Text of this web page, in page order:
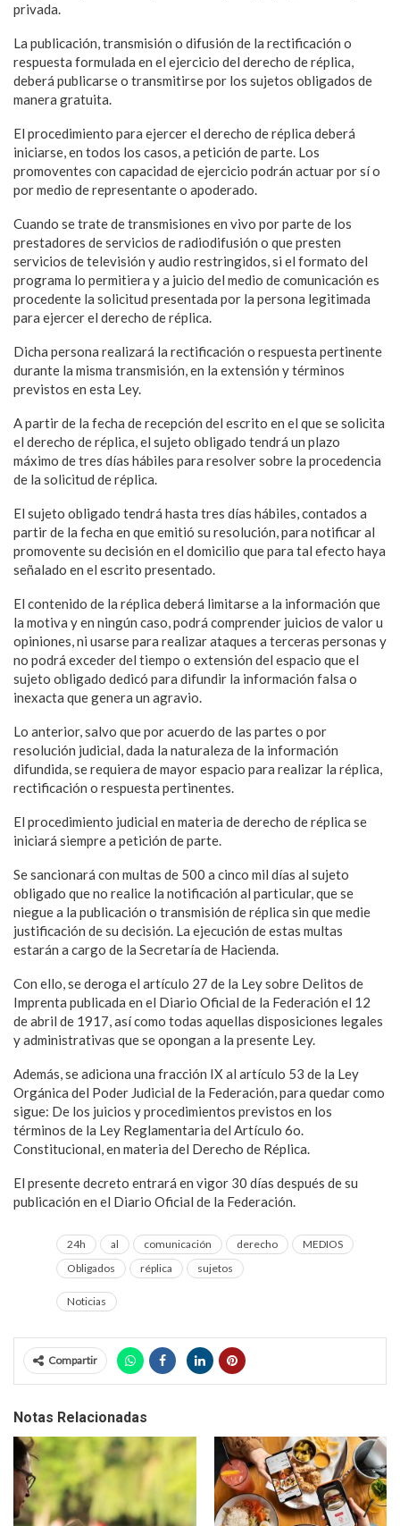
privada.
La publicación, transmisión o difusión de la rectificación o
respuesta formulada en el ejercicio del derecho de réplica,
deberá publicarse o transmitirse por los sujetos obligados de
manera gratuita.
El procedimiento para ejercer el derecho de réplica deberá
iniciarse, en todos los casos, a petición de parte. Los
promoventes con capacidad de ejercicio podrán actuar por sí o
por medio de representante o apoderado.
Cuando se trate de transmisiones en vivo por parte de los
prestadores de servicios de radiodifusión o que presten
servicios de televisión y audio restringidos, si el formato del
programa lo permitiera y a juicio del medio de comunicación es
procedente la solicitud presentada por la persona legitimada
para ejercer el derecho de réplica.
Dicha persona realizará la rectificación o respuesta pertinente
durante la misma transmisión, en la extensión y términos
previstos en esta Ley.
A partir de la fecha de recepción del escrito en el que se solicita
el derecho de réplica, el sujeto obligado tendrá un plazo
máximo de tres días hábiles para resolver sobre la procedencia
de la solicitud de réplica.
El sujeto obligado tendrá hasta tres días hábiles, contados a
partir de la fecha en que emitió su resolución, para notificar al
promovente su decisión en el domicilio que para tal efecto haya
señalado en el escrito presentado.
El contenido de la réplica deberá limitarse a la información que
la motiva y en ningún caso, podrá comprender juicios de valor u
opiniones, ni usarse para realizar ataques a terceras personas y
no podrá exceder del tiempo o extensión del espacio que el
sujeto obligado dedicó para difundir la información falsa o
inexacta que genera un agravio.
Lo anterior, salvo que por acuerdo de las partes o por
resolución judicial, dada la naturaleza de la información
difundida, se requiera de mayor espacio para realizar la réplica,
rectificación o respuesta pertinentes.
El procedimiento judicial en materia de derecho de réplica se
iniciará siempre a petición de parte.
Se sancionará con multas de 500 a cinco mil días al sujeto
obligado que no realice la notificación al particular, que se
niegue a la publicación o transmisión de réplica sin que medie
justificación de su decisión. La ejecución de estas multas
estarán a cargo de la Secretaría de Hacienda.
Con ello, se deroga el artículo 27 de la Ley sobre Delitos de
Imprenta publicada en el Diario Oficial de la Federación el 12
de abril de 1917, así como todas aquellas disposiciones legales
y administrativas que se opongan a la presente Ley.
Además, se adiciona una fracción IX al artículo 53 de la Ley
Orgánica del Poder Judicial de la Federación, para quedar como
sigue: De los juicios y procedimientos previstos en los
términos de la Ley Reglamentaria del Artículo 6o.
Constitucional, en materia del Derecho de Réplica.
El presente decreto entrará en vigor 30 días después de su
publicación en el Diario Oficial de la Federación.
24h al comunicación derecho
MEDIOS
Obligados
réplica sujetos
Noticias
Compartir
Notas Relacionadas